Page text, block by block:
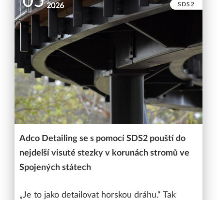
2026
SDS2
Adco Detailing se s pomocí SDS2 pouští do
nejdelší visuté stezky v korunách stromů ve
Spojených státech
„Je to jako detailovat horskou dráhu.“ Tak